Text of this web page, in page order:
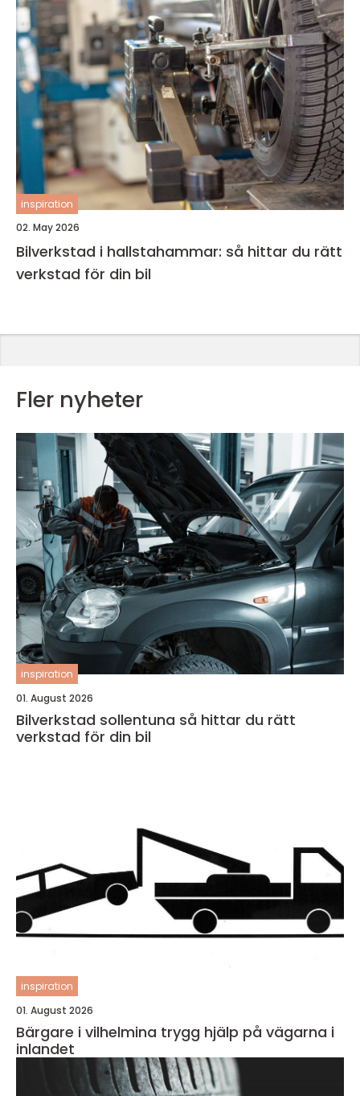
inspiration
02. May 2026
Bilverkstad i hallstahammar: så hittar du rätt
verkstad för din bil
Fler nyheter
inspiration
01. August 2026
Bilverkstad sollentuna så hittar du rätt
verkstad för din bil
inspiration
01. August 2026
Bärgare i vilhelmina trygg hjälp på vägarna i
inlandet